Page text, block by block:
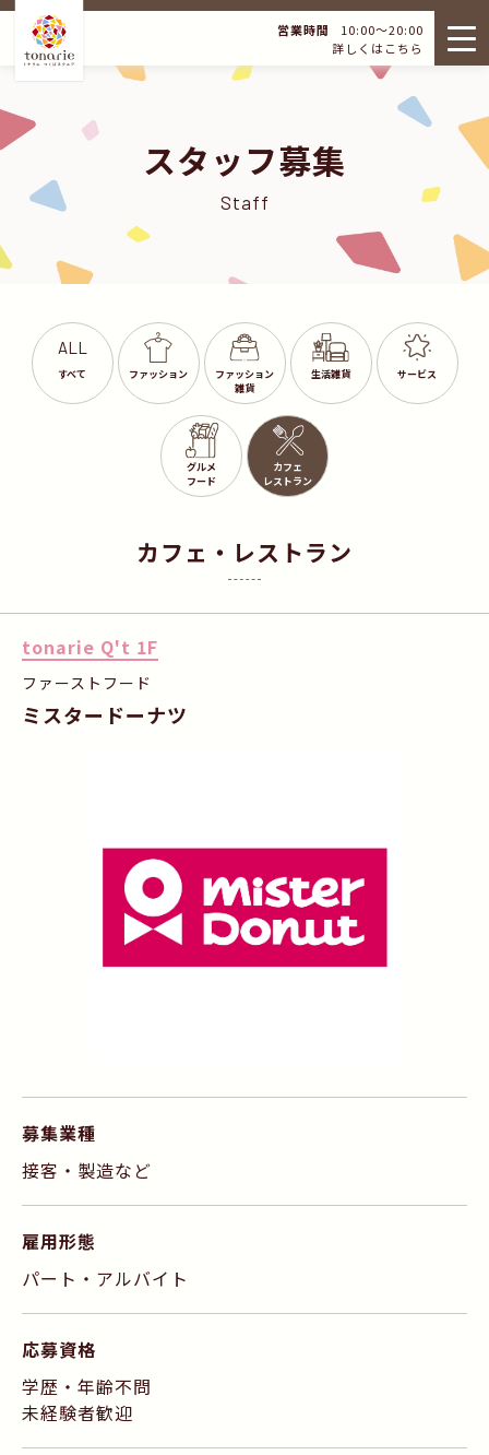
営業時間
10:00～20:00
詳しくはこちら
スタッフ募集
Staff
ALL
すべて ファッション
ファッション
雑貨
生活雑貨 サービス
グルメ
フード
カフェ
レストラン
カフェ・レストラン
tonarie Q't 1F
ファーストフード
ミスタードーナツ
募集業種
接客・製造など
雇用形態
パート・アルバイト
応募資格
学歴・年齢不問
未経験者歓迎